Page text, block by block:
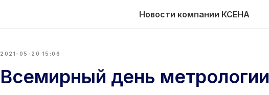
Новости компании КСЕНА
2021-05-20 15:06
Всемирный день метрологии